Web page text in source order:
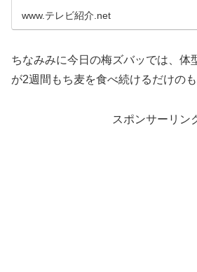
ち麦」を検証するため、倉田...
www.テレビ紹介.net
ちなみみに今日の梅ズバッでは、体
が2週間もち麦を食べ続けるだけの
スポンサーリン